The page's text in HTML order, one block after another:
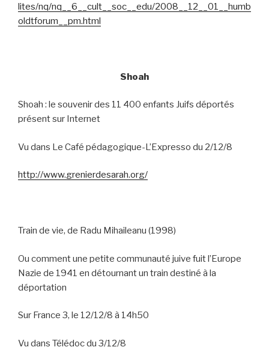
lites/nq/nq__6__cult__soc__edu/2008__12__01__humb
oldtforum__pm.html
Shoah
Shoah : le souvenir des 11 400 enfants Juifs déportés
présent sur Internet
Vu dans Le Café pédagogique-L’Expresso du 2/12/8
http://www.grenierdesarah.org/
Train de vie, de Radu Mihaileanu (1998)
Ou comment une petite communauté juive fuit l’Europe
Nazie de 1941 en détournant un train destiné à la
déportation
Sur France 3, le 12/12/8 à 14h50
Vu dans Télédoc du 3/12/8